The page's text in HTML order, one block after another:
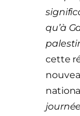
qu’à
cette